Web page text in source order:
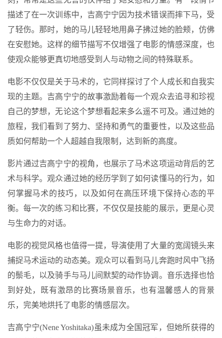
描述了在一次训练中，吉高宁宁因为技术错误而摔下马，受
了轻伤。那时，她的马儿轻轻地用鼻子拂过她的脸颊，仿佛
在安慰她。这样的细节描写不仅增强了电影的情感深度，也
使观众能够更真切地感受到人与动物之间的特殊联系。
电影不仅仅是关于马术的，它同样探讨了个人成长和自我实
现的主题。吉高宁宁的故事激励着每一个观众去追寻和珍视
自己的梦想，无论这个梦想看起来多么遥不可及。通过她的
旅程，我们看到了努力、坚持和勇气的重要性，以及这些品
质如何帮助一个人超越自我限制，达到新的高度。
影片通过吉高宁宁的视角，也展示了马术这项运动背后的艺
术与科学。观众通过她的经历学到了如何读懂马的行为，如
何掌握马术的技巧，以及如何在高压环境下保持心态的平
衡。每一次的练习和比赛，不仅仅是技能的展示，更是心灵
与生命力的对话。
电影的视觉风格也值得一提，导演使用了大量的宽阔镜头来
捕捉马术运动的动态美。观众可以看到马儿奔跑时风中飞扬
的鬃毛，以及骑手与马儿间默契的动作协调。音乐选择也恰
到好处，既有激昂的比赛场景音乐，也有温馨感人的背景
乐，完美地烘托了电影的情感层次。
吉高宁宁(Nene Yoshitaka)虽未成为全国冠军，但她所获得的